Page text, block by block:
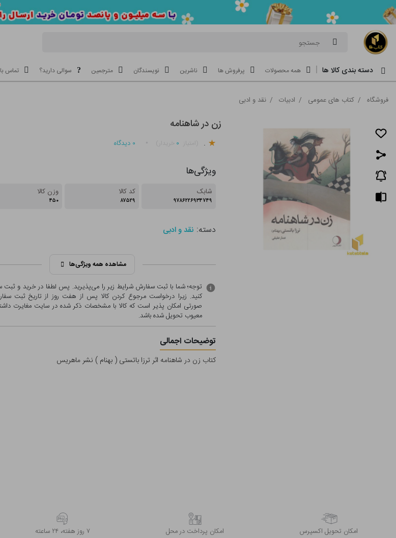
جستجو
دسته بندی کالا ها همه محصولات پرفروش ها ناشرین نویسندگان مترجمین سوالی دارید؟ تماس
فروشگاه / کتاب های عمومی / ادبیات / نقد و ادبی
زن در شاهنامه
. ۰ ۰ دیدگاه
ویژگی‌ها
شابک
۹۷۸۶۲۲۶۹۳۴۷۴۹
کد کالا
۸۷۵۲۹
وزن کالا
۴۵۰
دسته: نقد و ادبی
مشاهده همه ویژگی‌ها
توجه؛ شما با ثبت سفارش شرایط زیر را می‌پذیرید. پس لطفا در خرید و
کنید. زیرا درخواست مرجوع کردن کالا پس از هفت روز از تاریخ ثبت
صورتی امکان پذیر است که کالا با مشخصات ذکر شده در سایت مغایرت
معيوب تحویل شده باشد.
توضیحات اجمالی
کتاب زن در شاهنامه اثر ترزا باتستی ( بهنام ) نشر ماهریس
اﻣﮑﺎن ﺗﺤﻮﯾﻞ اﮐﺴﭙﺮس امکان پرداخت در محل ۷ روز ﻫﻔﺘﻪ، ۲۴ ﺳﺎﻋﺘﻪ